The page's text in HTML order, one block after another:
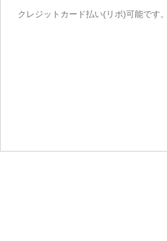
クレジットカード払い(リボ)可能です。